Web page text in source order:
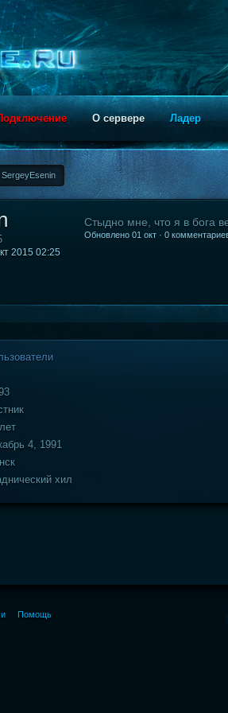
О сервере Ладер
2015 02:25
Стыдно мне, что я в бога
Обновлено 01 окт · 0
4, 1991
хил
Помощь